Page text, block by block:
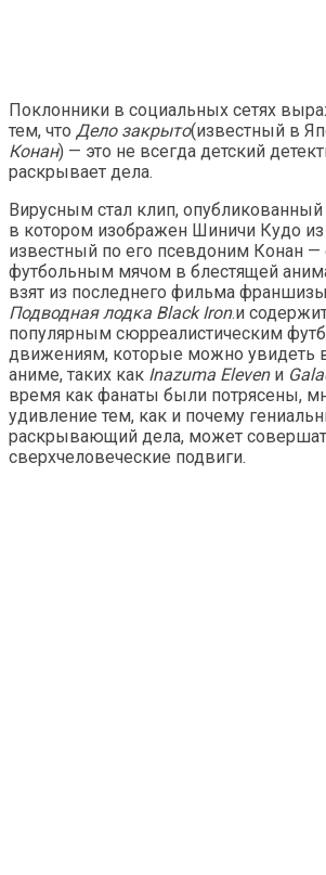
Поклонники в социальных сетях
тем, что Дело закрыто(известный в
Конан) — это не всегда детский
раскрывает дела.
Вирусным стал клип,
в котором изображен Шиничи Кудо из
известный по его псевдоним Конан —
футбольным мячом в блестящей
взят из последнего фильма франшизы
Подводная лодка Black Iron.и
популярным сюрреалистическим
движениям, которые можно увидеть
аниме, таких как Inazuma Elevenи
время как фанаты были потрясены,
удивление тем, как и почему
раскрывающий дела, может
сверхчеловеческие подвиги.